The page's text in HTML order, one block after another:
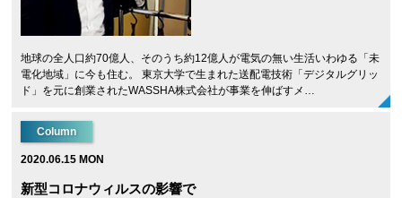
地球の全人口約70億人、そのうち約12億人が電気の無い生活いわゆる「未
電化地域」に今も住む。 東京大学で生まれた送配電技術「デジタルグリッ
ド」を元に創業されたWASSHA株式会社が事業を伸ばすメ…
Column
2020.06.15 MON
新型コロナウィルスの影響で